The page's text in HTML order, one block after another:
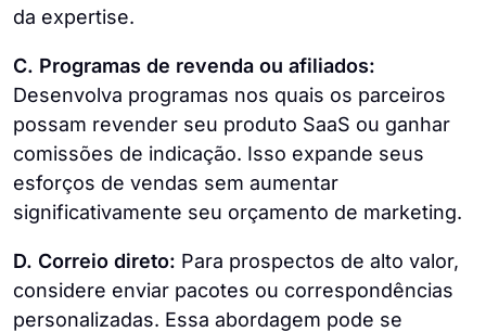
da expertise.
C. Programas de revenda ou afiliados:
Desenvolva programas nos quais os parceiros
possam revender seu produto SaaS ou ganhar
comissões de indicação. Isso expande seus
esforços de vendas sem aumentar
significativamente seu orçamento de marketing.
D. Correio direto: Para prospectos de alto valor,
considere enviar pacotes ou correspondências
personalizadas. Essa abordagem pode se